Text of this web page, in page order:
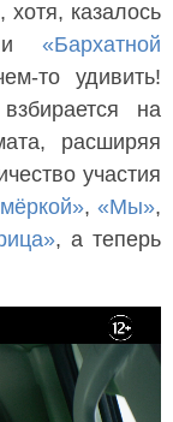
казалось
«Бархатной
то удивить!
на
расширяя
участия
,«Мы»,
, а теперь